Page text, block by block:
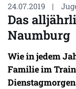
24.07.2019 |
Das
Naumburg
Wie in jedem
Familie im